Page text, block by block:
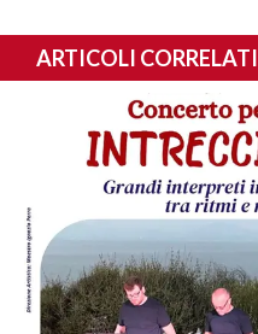
ARTICOLI CORRELATI